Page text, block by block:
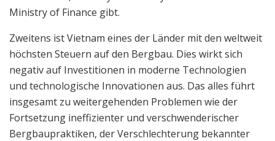
Ministry of Finance gibt.
Zweitens ist Vietnam eines der Länder mit den weltweit
höchsten Steuern auf den Bergbau. Dies wirkt sich
negativ auf Investitionen in moderne Technologien
und technologische Innovationen aus. Das alles führt
insgesamt zu weitergehenden Problemen wie der
Fortsetzung ineffizienter und verschwenderischer
Bergbaupraktiken, der Verschlechterung bekannter